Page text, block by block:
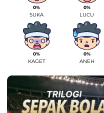
0%
SUKA
0%
LUCU
0%
KAGET
0%
ANEH